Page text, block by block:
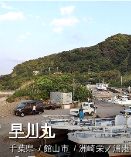
早川丸
千葉県 館山市 洲崎栄ノ浦港